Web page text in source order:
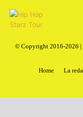
© Copyright 2016-2026 |
Home
La